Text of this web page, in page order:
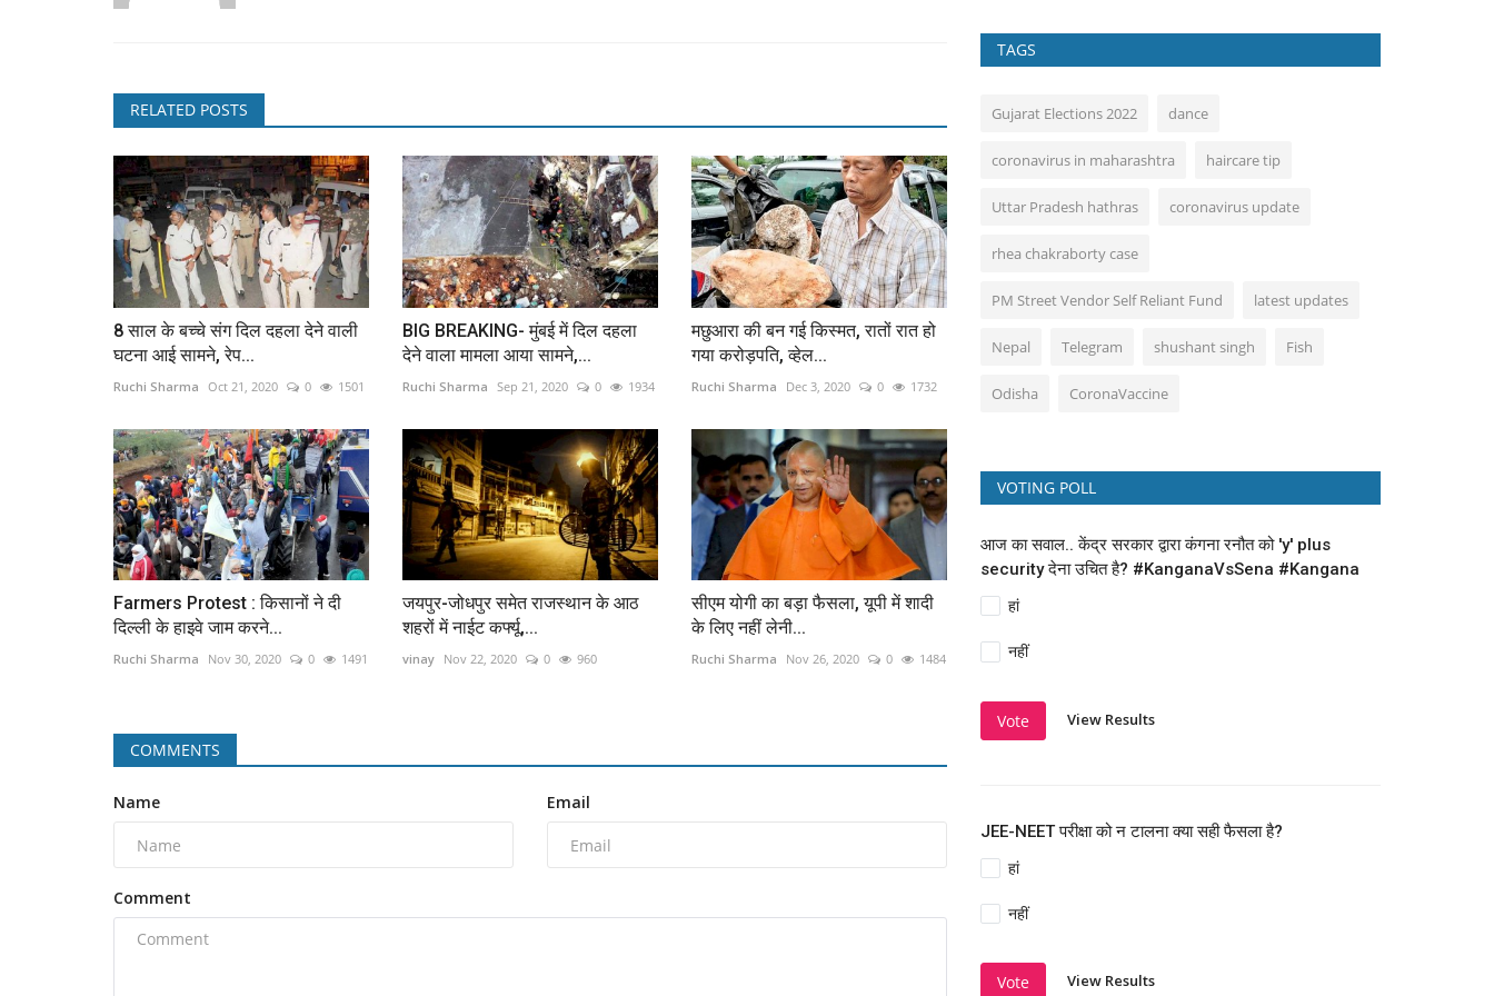
RELATED POSTS
8 साल के बच्चे संग दिल दहला देने वाली
घटना आई सामने, रेप...
Ruchi Sharma Oct 21, 2020 0 1501
BIG BREAKING- मुंबई में दिल दहला
देने वाला मामला आया सामने,...
Ruchi Sharma Sep 21, 2020 0 1934
मछुआरा की बन गई किस्मत, रातों रात हो
गया करोड़पति, व्हेल...
Ruchi Sharma Dec 3, 2020 0 1732
Farmers Protest : किसानों ने दी
दिल्ली के हाइवे जाम करने...
Ruchi Sharma Nov 30, 2020 0 1491
जयपुर-जोधपुर समेत राजस्थान के आठ
शहरों में नाईट कर्फ्यू,...
vinay Nov 22, 2020 0 960
सीएम योगी का बड़ा फैसला, यूपी में शादी
के लिए नहीं लेनी...
Ruchi Sharma Nov 26, 2020 0 1484
COMMENTS
Name Email
Comment
TAGS
Gujarat Elections 2022 dance
coronavirus in maharashtra haircare tip
Uttar Pradesh hathras coronavirus update
rhea chakraborty case
PM Street Vendor Self Reliant Fund latest updates
Nepal Telegram shushant singh Fish
Odisha CoronaVaccine
VOTING POLL
आज का सवाल.. केंद्र सरकार द्वारा कंगना रनौत को 'y' plus
security देना उचित है? #KanganaVsSena #Kangana
हां
नहीं
Vote View Results
JEE-NEET परीक्षा को न टालना क्या सही फैसला है?
हां
नहीं
Vote View Results